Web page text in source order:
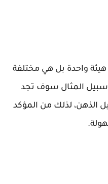
واحدة بل هي مختلفة
سبيل المثال سوف تجد
الذهن، لذلك من المؤكد